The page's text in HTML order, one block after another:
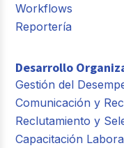
Workflows
Reportería
Desarrollo
Gestión del
Comunicación y
Reclutamiento y
Capacitación